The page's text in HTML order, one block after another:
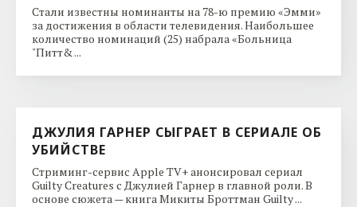
Стали известны номинанты на 78-ю премию «Эмми»
за достижения в области телевидения. Наибольшее
количество номинаций (25) набрала «Больница
"Питт& ...
ДЖУЛИЯ ГАРНЕР СЫГРАЕТ В СЕРИАЛЕ ОБ
УБИЙСТВЕ
Стриминг-сервис Apple TV+ анонсировал сериал
Guilty Creatures с Джулией Гарнер в главной роли. В
основе сюжета — книга Микиты Броттман Guilty ...